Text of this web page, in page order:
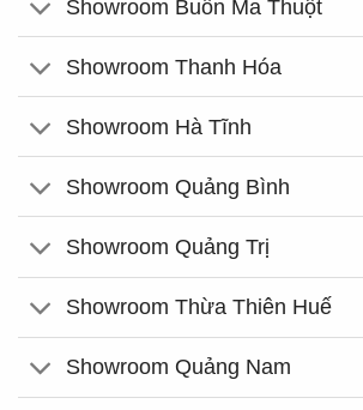
Showroom Buôn Ma Thuột
Showroom Thanh Hóa
Showroom Hà Tĩnh
Showroom Quảng Bình
Showroom Quảng Trị
Showroom Thừa Thiên Huế
Showroom Quảng Nam